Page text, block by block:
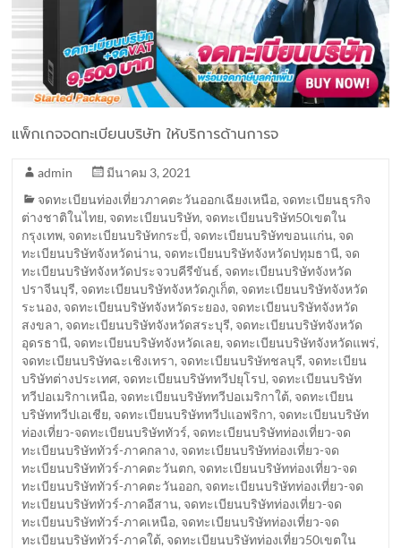
แพ็กเกจจดทะเบียนบริษัท ให้บริการด้านการจ
admin
มีนาคม 3, 2021
จดทะเบียนท่องเที่ยวภาคตะวันออกเฉียงเหนือ, จดทะเบียนธุรกิจ
ต่างชาติในไทย, จดทะเบียนบริษัท, จดทะเบียนบริษัท50เขตใน
กรุงเทพ, จดทะเบียนบริษัทกระบี่, จดทะเบียนบริษัทขอนแก่น, จด
ทะเบียนบริษัทจังหวัดน่าน, จดทะเบียนบริษัทจังหวัดปทุมธานี, จด
ทะเบียนบริษัทจังหวัดประจวบคีรีขันธ์, จดทะเบียนบริษัทจังหวัด
ปราจีนบุรี, จดทะเบียนบริษัทจังหวัดภูเก็ต, จดทะเบียนบริษัทจังหวัด
ระนอง, จดทะเบียนบริษัทจังหวัดระยอง, จดทะเบียนบริษัทจังหวัด
สงขลา, จดทะเบียนบริษัทจังหวัดสระบุรี, จดทะเบียนบริษัทจังหวัด
อุดรธานี, จดทะเบียนบริษัทจังหวัดเลย, จดทะเบียนบริษัทจังหวัดแพร่,
จดทะเบียนบริษัทฉะเชิงเทรา, จดทะเบียนบริษัทชลบุรี, จดทะเบียน
บริษัทต่างประเทศ, จดทะเบียนบริษัททวีปยุโรป, จดทะเบียนบริษัท
ทวีปอเมริกาเหนือ, จดทะเบียนบริษัททวีปอเมริกาใต้, จดทะเบียน
บริษัททวีปเอเชีย, จดทะเบียนบริษัททวีปแอฟริกา, จดทะเบียนบริษัท
ท่องเที่ยว-จดทะเบียนบริษัททัวร์, จดทะเบียนบริษัทท่องเที่ยว-จด
ทะเบียนบริษัททัวร์-ภาคกลาง, จดทะเบียนบริษัทท่องเที่ยว-จด
ทะเบียนบริษัททัวร์-ภาคตะวันตก, จดทะเบียนบริษัทท่องเที่ยว-จด
ทะเบียนบริษัททัวร์-ภาคตะวันออก, จดทะเบียนบริษัทท่องเที่ยว-จด
ทะเบียนบริษัททัวร์-ภาคอีสาน, จดทะเบียนบริษัทท่องเที่ยว-จด
ทะเบียนบริษัททัวร์-ภาคเหนือ, จดทะเบียนบริษัทท่องเที่ยว-จด
ทะเบียนบริษัททัวร์-ภาคใต้, จดทะเบียนบริษัทท่องเที่ยว50เขตใน